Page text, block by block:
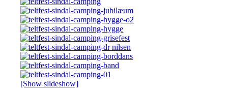
[Show slideshow]